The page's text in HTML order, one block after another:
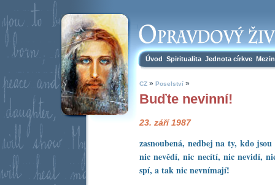
Úvod Spiritualita Jednota církve
CZ » Poselství »
Buďte nevinní!
23. září 1987
zasnoubená, nedbej na ty, kdo
nic nevědí, nic necítí, nic nevidí,
spí, a tak nic nevnímají!